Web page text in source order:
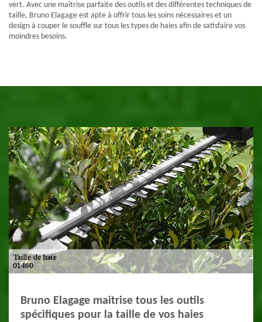
vert. Avec une maitrise parfaite des outils et des différentes techniques de
taille, Bruno Elagage est apte à offrir tous les soins nécessaires et un
design à couper le souffle sur tous les types de haies afin de satisfaire vos
moindres besoins.
Bruno Elagage maitrise tous les outils
spécifiques pour la taille de vos haies